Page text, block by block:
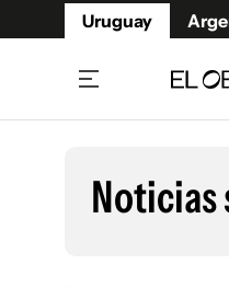
Uruguay
Beneficios
Noticias